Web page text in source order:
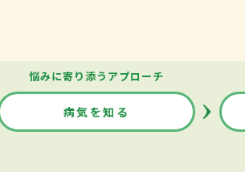
悩みに寄り添うアプローチ
病気を知る